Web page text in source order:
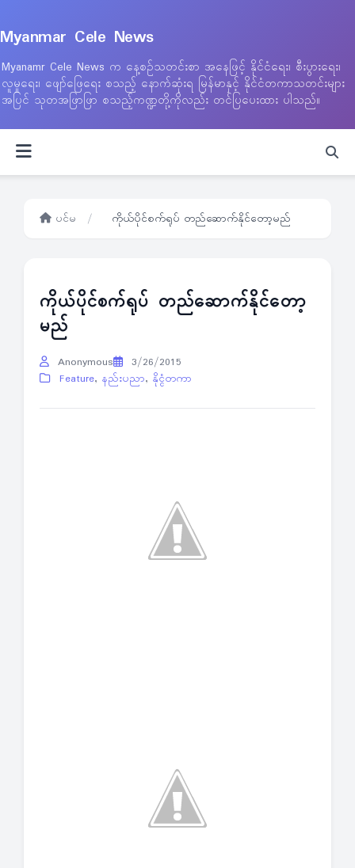
Myanmar Cele News
Myanamr Cele News က နေ့စဉ်သတင်းစာ အနေဖြင့် နိုင်ငံရေး၊ စီးပွားရေး၊
လူမှုရေး၊ ဖျော်ဖြေရေး စသည့် နောက်ဆုံးရ မြန်မာနှင့် နိုင်ငံတကာသတင်းများ
အပြင် သုတအဖြာဖြာ စသည့်ကဏ္ဍတို့ကိုလည်း တင်ပြပေးထား ပါသည်။
ပင်မ / ကိုယ်ပိုင်စက်ရုပ် တည်ဆောက်နိုင်တော့မည်
ကိုယ်ပိုင်စက်ရုပ် တည်ဆောက်နိုင်တော့
မည်
Anonymous
3/26/2015
Feature, နည်းပညာ, နိုင္ငံတကာ